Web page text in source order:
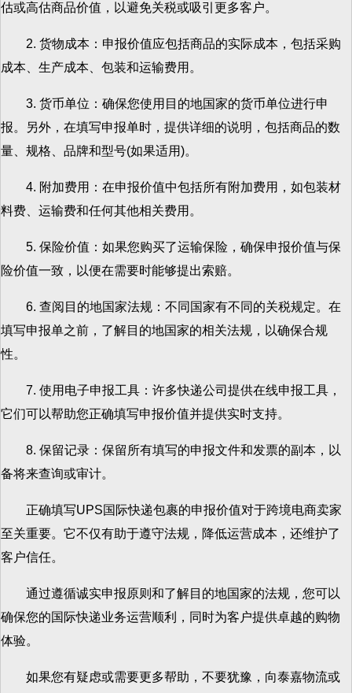
估或高估商品价值，以避免关税或吸引更多客户。
2. 货物成本：申报价值应包括商品的实际成本，包括采购
成本、生产成本、包装和运输费用。
3. 货币单位：确保您使用目的地国家的货币单位进行申
报。另外，在填写申报单时，提供详细的说明，包括商品的数
量、规格、品牌和型号(如果适用)。
4. 附加费用：在申报价值中包括所有附加费用，如包装材
料费、运输费和任何其他相关费用。
5. 保险价值：如果您购买了运输保险，确保申报价值与保
险价值一致，以便在需要时能够提出索赔。
6. 查阅目的地国家法规：不同国家有不同的关税规定。在
填写申报单之前，了解目的地国家的相关法规，以确保合规
性。
7. 使用电子申报工具：许多快递公司提供在线申报工具，
它们可以帮助您正确填写申报价值并提供实时支持。
8. 保留记录：保留所有填写的申报文件和发票的副本，以
备将来查询或审计。
正确填写UPS国际快递包裹的申报价值对于跨境电商卖家
至关重要。它不仅有助于遵守法规，降低运营成本，还维护了
客户信任。
通过遵循诚实申报原则和了解目的地国家的法规，您可以
确保您的国际快递业务运营顺利，同时为客户提供卓越的购物
体验。
如果您有疑虑或需要更多帮助，不要犹豫，向泰嘉物流或